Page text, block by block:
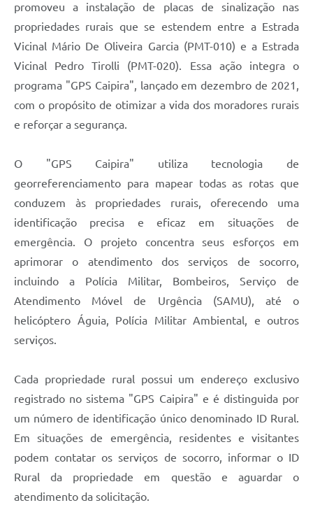
promoveu a instalação de placas de sinalização nas
propriedades rurais que se estendem entre a Estrada
Vicinal Mário De Oliveira Garcia (PMT-010) e a Estrada
Vicinal Pedro Tirolli (PMT-020). Essa ação integra o
programa "GPS Caipira", lançado em dezembro de 2021,
com o propósito de otimizar a vida dos moradores rurais
e reforçar a segurança.
O "GPS Caipira" utiliza tecnologia de
georreferenciamento para mapear todas as rotas que
conduzem às propriedades rurais, oferecendo uma
identificação precisa e eficaz em situações de
emergência. O projeto concentra seus esforços em
aprimorar o atendimento dos serviços de socorro,
incluindo a Polícia Militar, Bombeiros, Serviço de
Atendimento Móvel de Urgência (SAMU), até o
helicóptero Águia, Polícia Militar Ambiental, e outros
serviços.
Cada propriedade rural possui um endereço exclusivo
registrado no sistema "GPS Caipira" e é distinguida por
um número de identificação único denominado ID Rural.
Em situações de emergência, residentes e visitantes
podem contatar os serviços de socorro, informar o ID
Rural da propriedade em questão e aguardar o
atendimento da solicitação.